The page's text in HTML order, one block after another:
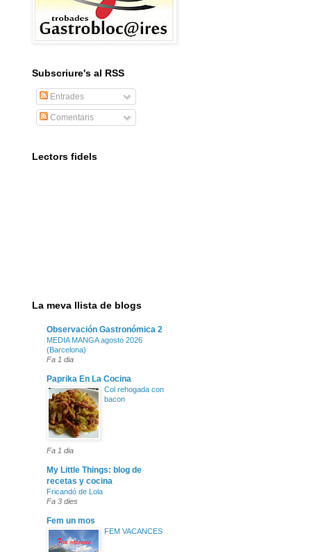
Subscriure's al RSS
Entrades
Comentaris
Lectors fidels
La meva llista de blogs
Observación Gastronómica 2
MEDIA MANGA agosto 2026
(Barcelona)
Fa 1 dia
Paprika En La Cocina
Col rehogada con
bacon
Fa 1 dia
My Little Things: blog de
recetas y cocina
Fricandó de Lola
Fa 3 dies
Fem un mos
FEM VACANCES